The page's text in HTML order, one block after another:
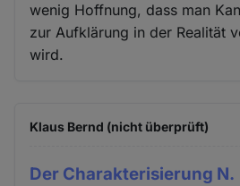
wenig Hoffnung, dass man
zur Aufklärung in der Realität
wird.
Klaus Bernd (nicht überprüft)
Der Charakterisierung N.